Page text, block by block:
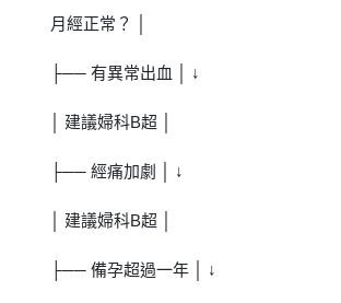
月經正常？ │
├── 有異常出血 │ ↓
│ 建議婦科B超 │
├── 經痛加劇 │ ↓
│ 建議婦科B超 │
├── 備孕超過一年 │ ↓